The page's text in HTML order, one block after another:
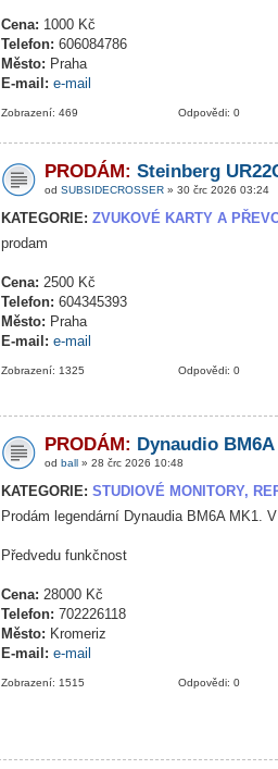
Cena: 1000 Kč
Telefon: 606084786
Město: Praha
E-mail: e-mail
Odpovědi: 0
Zobrazení: 469
PRODÁM: Steinberg
od SUBSIDECROSSER » 30 črc 2026 03:24
KATEGORIE: ZVUKOVÉ KARTY A
prodam
Cena: 2500 Kč
Telefon: 604345393
Město: Praha
E-mail: e-mail
Odpovědi: 0
Zobrazení: 1325
PRODÁM: Dynaudio BM6A
od ball » 28 črc 2026 10:48
KATEGORIE: STUDIOVÉ MONITORY,
Prodám legendární Dynaudia BM6A MK1.
Předvedu funkčnost
Cena: 28000 Kč
Telefon: 702226118
Město: Kromeriz
E-mail: e-mail
Odpovědi: 0
Zobrazení: 1515